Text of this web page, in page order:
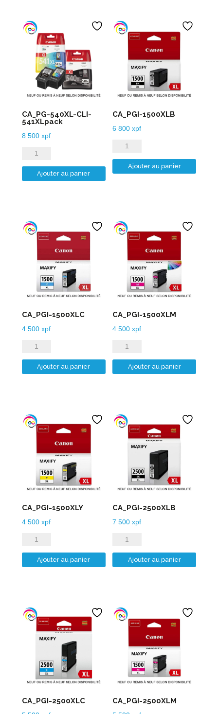
CA_PG-540XL-CLI-
541XLpack
8 500 xpf
quantité
de
CA_PG-
Ajouter au panier
CA_PGI-1500XLB
6 800xpf
quantité
de
CA_PGI-
Ajouter au panier
CA_PGI-1500XLC
4 500 xpf
quantité
de
CA_PGI-
Ajouter au panier
CA_PGI-1500XLM
4 500xpf
quantité
de
CA_PGI-
Ajouter au panier
CA_PGI-1500XLY
4 500 xpf
quantité
de
CA_PGI-
Ajouter au panier
CA_PGI-2500XLB
7 500xpf
quantité
de
CA_PGI-
Ajouter au panier
CA_PGI-2500XLC CA_PGI-2500XLM